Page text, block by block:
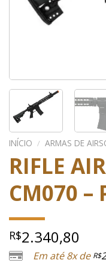
INÍCIO / ARMAS DE
RIFLE
CM070 –
R$2.340,80
Em até 8x de R$